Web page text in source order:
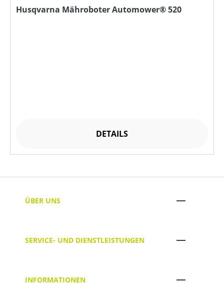
Husqvarna Mähroboter Automower® 520
DETAILS
ÜBER UNS
SERVICE- UND DIENSTLEISTUNGEN
INFORMATIONEN